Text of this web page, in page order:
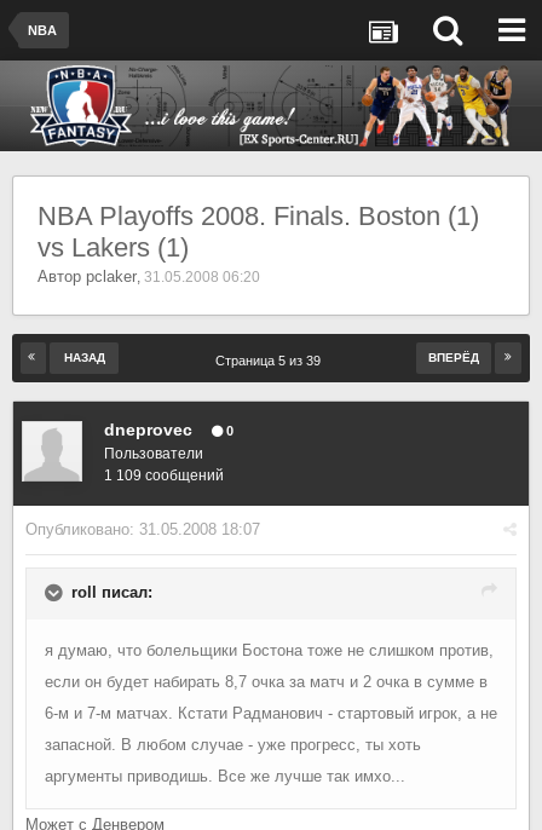
NBA
NBA Playoffs 2008. Finals. Boston (1)
vs Lakers (1)
Автор pclaker, 31.05.2008 06:20
НАЗАД ВПЕРЁД
Страница 5 из 39
dneprovec 0
Пользователи
1 109 сообщений
Опубликовано: 31.05.2008 18:07
roll писал:
я думаю, что болельщики Бостона тоже не слишком против,
если он будет набирать 8,7 очка за матч и 2 очка в сумме в
6-м и 7-м матчах. Кстати Радманович - стартовый игрок, а не
запасной. В любом случае - уже прогресс, ты хоть
аргументы приводишь. Все же лучше так имхо...
Может с Денвером